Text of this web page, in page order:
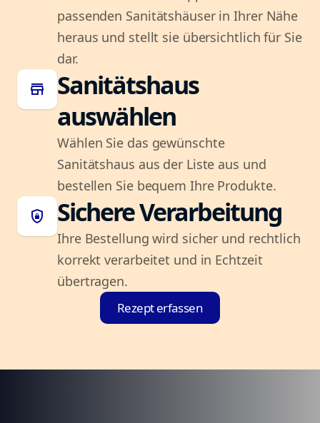
passenden Sanitätshäuser in Ihrer Nähe
heraus und stellt sie übersichtlich für Sie
dar.
store
Sanitätshaus
auswählen
Wählen Sie das gewünschte
Sanitätshaus aus der Liste aus und
bestellen Sie bequem Ihre Produkte.
shield_lock Sichere Verarbeitung
Ihre Bestellung wird sicher und rechtlich
korrekt verarbeitet und in Echtzeit
übertragen.
Rezept erfassen